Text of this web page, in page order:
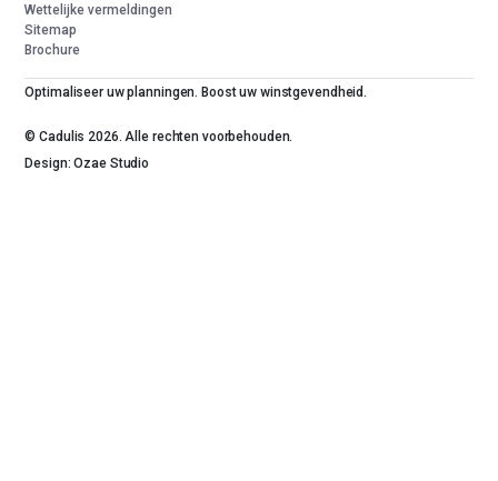
Wettelijke vermeldingen
Sitemap
Brochure
Optimaliseer uw planningen. Boost uw winstgevendheid.
© Cadulis 2026. Alle rechten voorbehouden.
Design: Ozae Studio